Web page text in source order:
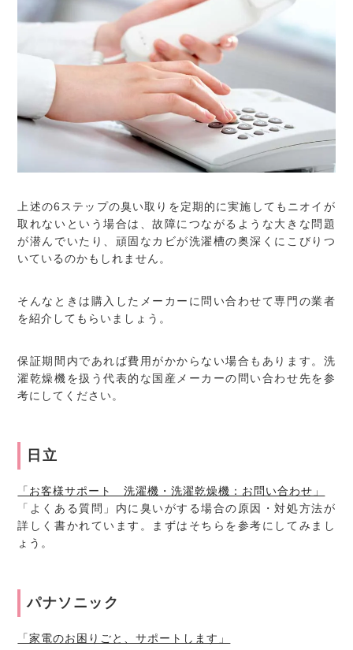
上述の6ステップの臭い取りを定期的に実施してもニオイが
取れないという場合は、故障につながるような大きな問題
が潜んでいたり、頑固なカビが洗濯槽の奥深くにこびりつ
いているのかもしれません。
そんなときは購入したメーカーに問い合わせて専門の業者
を紹介してもらいましょう。
保証期間内であれば費用がかからない場合もあります。洗
濯乾燥機を扱う代表的な国産メーカーの問い合わせ先を参
考にしてください。
日立
「お客様サポート 洗濯機・洗濯乾燥機：お問い合わせ」
「よくある質問」内に臭いがする場合の原因・対処方法が
詳しく書かれています。まずはそちらを参考にしてみまし
ょう。
パナソニック
「家電のお困りごと、サポートします」